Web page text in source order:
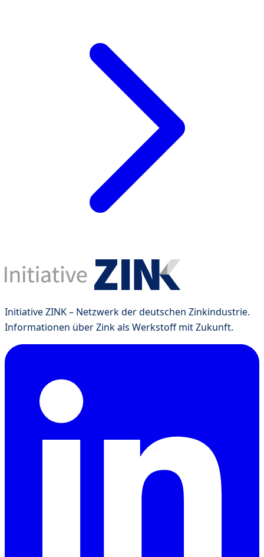
Initiative ZINK – Netzwerk der deutschen Zinkindustrie.
Informationen über Zink als Werkstoff mit Zukunft.